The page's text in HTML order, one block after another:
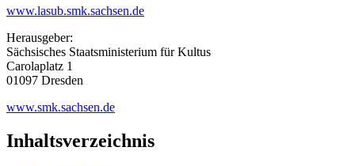
www.lasub.smk.sachsen.de
Herausgeber:
Sächsisches Staatsministerium für Kultus
Carolaplatz 1
01097 Dresden
www.smk.sachsen.de
Inhaltsverzeichnis